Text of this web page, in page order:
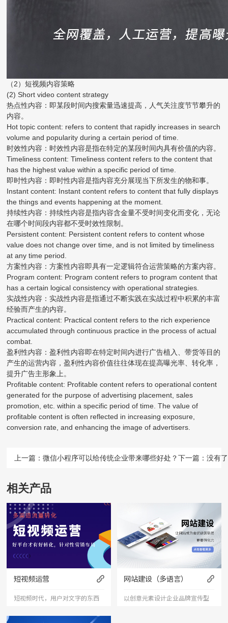
（2）短视频内容策略
(2) Short video content strategy
热点性内容：即某段时间内搜索量迅速提高，人气关注度节节攀升的
内容。
Hot topic content: refers to content that rapidly increases in search
volume and popularity during a certain period of time.
时效性内容：时效性内容是指在特定的某段时间内具有价值的内容。
Timeliness content: Timeliness content refers to the content that
has the highest value within a specific period of time.
即时性内容：即时性内容是指内容充分展现当下所发生的物和事。
Instant content: Instant content refers to content that fully displays
the things and events happening at the moment.
持续性内容：持续性内容是指内容含金量不受时间变化而变化，无论
在哪个时间段内容都不受时效性限制。
Persistent content: Persistent content refers to content whose
value does not change over time, and is not limited by timeliness
at any time period.
方案性内容：方案性内容即具有一定逻辑符合运营策略的方案内容。
Program content: Program content refers to program content that
has a certain logical consistency with operational strategies.
实战性内容：实战性内容是指通过不断实践在实战过程中积累的丰富
经验而产生的内容。
Practical content: Practical content refers to the rich experience
accumulated through continuous practice in the process of actual
combat.
盈利性内容：盈利性内容即在特定时间内进行广告植入、带货等目的
产生的运营内容，盈利性内容价值往往体现在提高曝光率、转化率，
提升广告主形象上。
Profitable content: Profitable content refers to operational content
generated for the purpose of advertising placement, sales
promotion, etc. within a specific period of time. The value of
profitable content is often reflected in increasing exposure,
conversion rate, and enhancing the image of advertisers.
上一篇：微信小程序可以给传统企业带来哪些好处？下一篇：没有了
相关产品
短视频运营
短视频时代，用户对文字的东西
已经审美疲劳，短视频能够更加
网站建设（多语言）
以创意元素设计企业品牌宣传型